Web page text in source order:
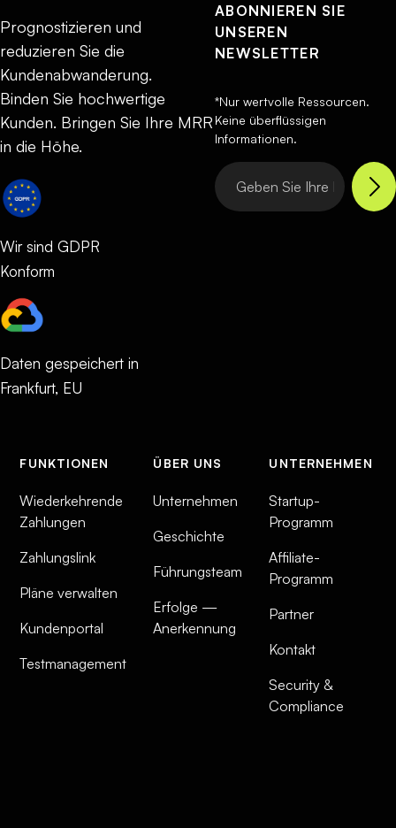
Prognostizieren und
reduzieren Sie die
Kundenabwanderung.
Binden Sie hochwertige
Kunden. Bringen Sie Ihre MRR
in die Höhe.
Wir sind GDPR
Konform
Daten gespeichert in
Frankfurt, EU
ABONNIEREN SIE
UNSEREN
NEWSLETTER
*Nur wertvolle Ressourcen.
Keine überflüssigen
Informationen.
FUNKTIONEN
Wiederkehrende
Zahlungen
Zahlungslink
Pläne verwalten
Kundenportal
Testmanagement
ÜBER UNS
Unternehmen
Geschichte
Führungsteam
Erfolge —
Anerkennung
UNTERNEHMEN
Startup-
Programm
Affiliate-
Programm
Partner
Kontakt
Security &
Compliance